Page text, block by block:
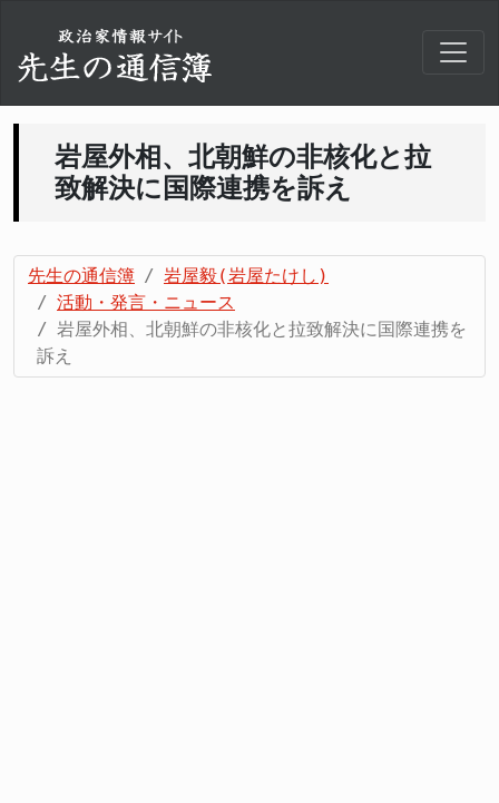
岩屋外相、北朝鮮の非核化と拉
致解決に国際連携を訴え
先生の通信簿
岩屋毅(岩屋たけし)
活動・発言・ニュース
岩屋外相、北朝鮮の非核化と拉致解決に国際連携を
訴え